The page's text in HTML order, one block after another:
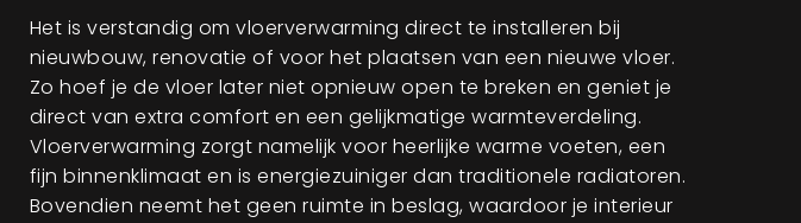
Het is verstandig om vloerverwarming direct te installeren bij
nieuwbouw, renovatie of voor het plaatsen van een nieuwe vloer.
Zo hoef je de vloer later niet opnieuw open te breken en geniet je
direct van extra comfort en een gelijkmatige warmteverdeling.
Vloerverwarming zorgt namelijk voor heerlijke warme voeten, een
fijn binnenklimaat en is energiezuiniger dan traditionele radiatoren.
Bovendien neemt het geen ruimte in beslag, waardoor je interieur